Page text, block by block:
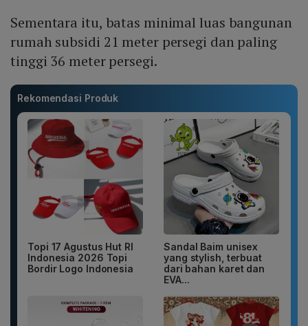
Sementara itu, batas minimal luas bangunan
rumah subsidi 21 meter persegi dan paling
tinggi 36 meter persegi.
Rekomendasi Produk
Topi 17 Agustus Hut RI
Indonesia 2026 Topi
Bordir Logo Indonesia
Sandal Baim unisex
yang stylish, terbuat
dari bahan karet dan
EVA...